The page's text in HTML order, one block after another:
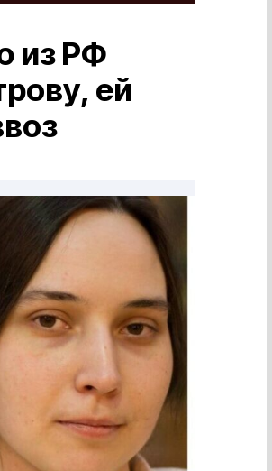
из РФ
ей